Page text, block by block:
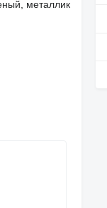
металлик